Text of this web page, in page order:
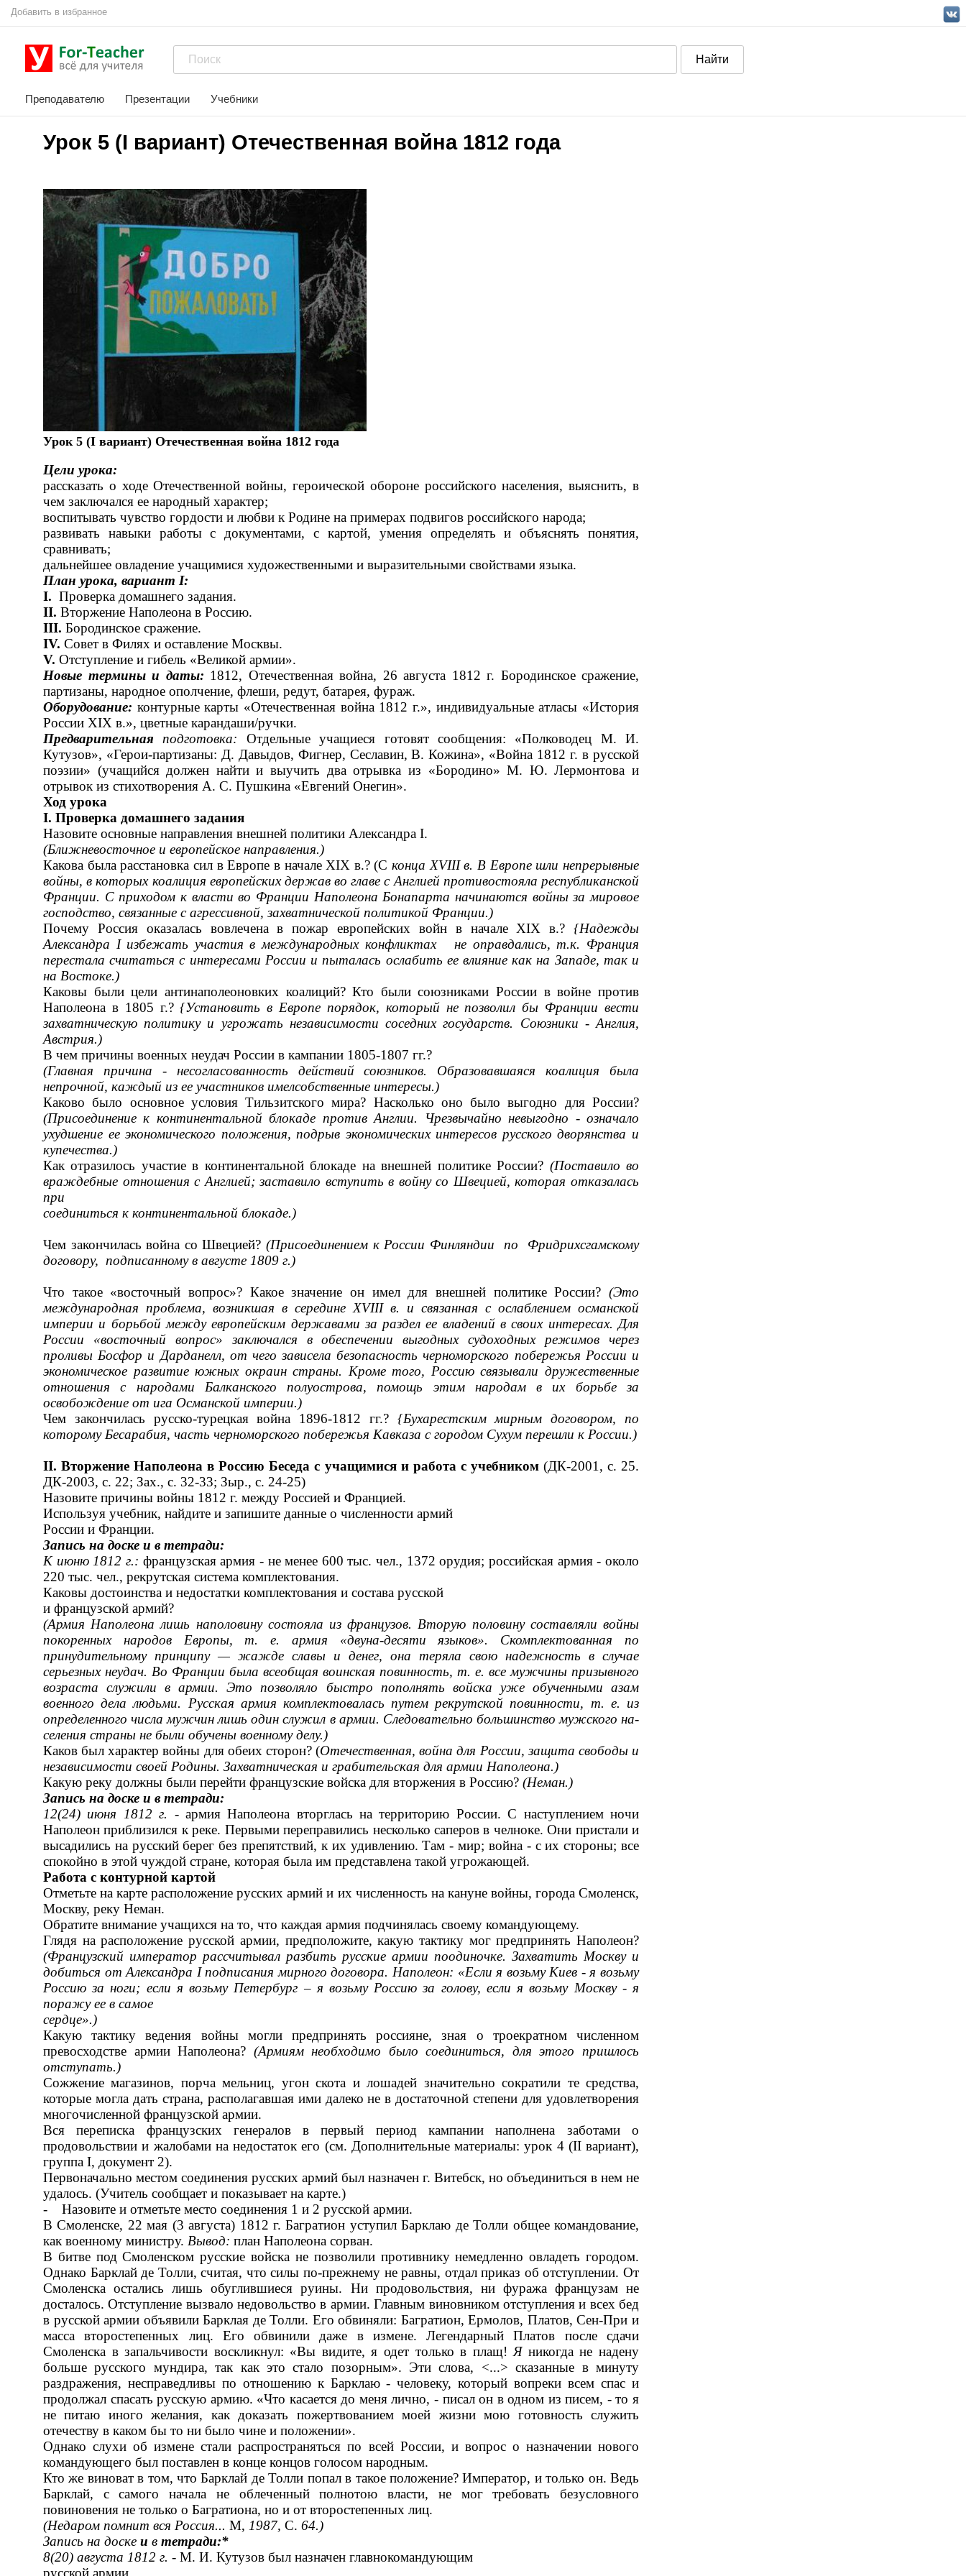
Добавить в избранное
Преподавателю Презентации Учебники
Урок 5 (I вариант) Отечественная война 1812 года
Урок 5 (I вариант) Отечественная война 1812 года
Цели урока:
рассказать о ходе Отечественной войны, героической обороне россий­ского населения, выяснить, в
чем заключался ее народный характер;
воспитывать чувство гордости и любви к Родине на примерах подвигов российского народа;
развивать навыки работы с документами, с картой, умения определять и объяснять понятия,
сравнивать;
дальнейшее овладение учащимися художественными и выразительными свойствами языка.
План урока, вариант I:
I. Проверка домашнего задания.
II. Вторжение Наполеона в Россию.
III. Бородинское сражение.
IV. Совет в Филях и оставление Москвы.
V. Отступление и гибель «Великой армии».
Новые термины и даты: 1812, Отечественная война, 26 августа 1812 г. Бородинское сражение,
партизаны, народное ополчение, флеши, редут, батарея, фураж.
Оборудование: контурные карты «Отечественная война 1812 г.», индивидуальные атласы «История
России XIX в.», цветные карандаши/ручки.
Предварительная
подготовка: Отдельные учащиеся готовят сообщения: «Полководец М. И.
Кутузов», «Герои-партизаны: Д. Давыдов, Фигнер, Сеславин, В. Кожина», «Война 1812 г. в русской
поэзии» (учащийся должен найти и выучить два отрывка из «Бородино» М. Ю. Лермонтова и
отрывок из стихотворения А. С. Пушкина «Евгений Онегин».
Ход урока
I. Проверка домашнего задания
Назовите основные направления внешней политики Александра I.
(Ближневосточное и европейское направления.)
Какова была расстановка сил в Европе в начале XIX в.? (Сконца XVIII в. В Европе шли непрерывные
войны, в которых коалиция евро­пейских держав во главе с Англией противостояла республиканской
Франции. С приходом к власти во Франции Наполеона Бонапарта начинаются войны за мировое
господство, связанные с агрессивной, захватнической политикой Франции.)
Почему Россия оказалась вовлечена в пожар европейских войн в на­чале XIX в.? {Надежды
Александра I избежать участия в междуна­родных конфликтах не оправдались, т.к. Франция
перестала счи­таться с интересами России и пыталась ослабить ее влияние как на Западе, так и
на Востоке.)
Каковы были цели антинаполеоновких коалиций? Кто были союзни­ками России в войне против
Наполеона в 1805 г.?{Установить в Ев­ропе порядок, который не позволил бы Франции вести
захватниче­скую политику и угрожать независимости соседних государств. Союзники -Англия,
Австрия.)
В чем причины военных неудач России в кампании 1805-1807 гг.?
(Главная причина - несогласованность действий союзников. Образовавшаяся коалиция была
непрочной, каждый из ее участников имелсобственные интересы.)
Каково было основное условия Тильзитского мира? Насколько оно было выгодно для России?
(Присоединение к континентальной бло­каде против Англии. Чрезвычайно невыгодно - означало
ухудшение ее экономического положения, подрыв экономических интересов рус­ского дворянства и
купечества.)
Как отразилось участие в континентальной блокаде на внешней по­литике России? (Поставило во
враждебные отношения с Англией; заставило вступить в войну со Швецией, которая отказалась
при­
соединиться к континентальной блокаде.)
Чем закончилась война со Швецией? (Присоединением к России Фин­ляндии по Фридрихсгамскому
договору, подписанному в августе 1809 г.)
Что такое «восточный вопрос»? Какое значение он имел для внешней политике России? (Это
международная проблема, возникшая в сере­дине XVIII в. и связанная с ослаблением османской
империи и борьбой между европейским державами за раздел ее владений в своих инте­ресах. Для
России «восточный вопрос» заключался в обеспечении вы­годных судоходных режимов через
проливы Босфор и Дарданелл, от чего зависела безопасность черноморского побережья России и
экономическое развитие южных окраин страны. Кроме того, Россию связывали дружественные
отношения с народами Балканского полу­острова, помощь этим народам в их борьбе за
освобождение от ига Османской империи.)
Чем закончилась русско-турецкая война 1896-1812 гг.? {Бухарест­ским мирным договором, по
которому Бесарабия, часть черномор­ского побережья Кавказа с городом Сухум перешли к России.)
II. Вторжение Наполеона в Россию Беседа с учащимися и работа с учебником(ДК-2001, с. 25.
ДК-2003, с. 22; Зах., с. 32-33; Зыр., с. 24-25)
Назовите причины войны 1812 г. между Россией и Францией.
Используя учебник, найдите и запишите данные о численности армий
России и Франции.
Запись на доске и в тетради:
К июню 1812 г.: французская армия - не менее 600 тыс. чел., 1372 орудия; российская армия - около
220 тыс. чел., рекрутская система комплекто­вания.
Каковы достоинства и недостатки комплектования и состава русской
и французской армий?
(Армия Наполеона лишь наполовину состояла из французов. Вторую по­ловину составляли войны
покоренных народов Европы, т. е. армия «двуна-десяти языков». Скомплектованная по
принудительному принципу — жаж­де славы и денег, она теряла свою надежность в случае
серьезных неудач. Во Франции была всеобщая воинская повинность, т. е. все мужчины при­зывного
возраста служили в армии. Это позволяло быстро пополнять вой­ска уже обученными азам
военного дела людьми. Русская армия комплек­товалась путем рекрутской повинности, т. е. из
определенного числа муж­чин лишь один служил в армии. Следовательно большинство мужского на­
селения страны не были обучены военному делу.)
Каков был характер войны для обеих сторон? (Отечественная, война для России, защита свободы и
независимости своей Родины. Захват­ническая и грабительская для армии Наполеона.)
Какую реку должны были перейти французские войска для вторже­ния в Россию? (Неман.)
Запись на доске и в тетради:
12(24) июня 1812 г. -армия Наполеона вторглась на территорию России. С наступлением ночи
Наполеон приблизился к реке. Первыми перепра­вились несколько саперов в челноке. Они пристали и
высадились на рус­ский берег без препятствий, к их удивлению. Там - мир; война - с их сторо­ны; все
спокойно в этой чуждой стране, которая была им представлена та­кой угрожающей.
Работа с контурной картой
Отметьте на карте расположение русских армий и их численность на­ кануне войны, города Смоленск,
Москву, реку Неман.
Обратите внимание учащихся на то, что каждая армия подчинялась своему командующему.
Глядя на расположение русской армии, предположите, какую тактику мог предпринять Наполеон?
(Французский император рассчитывал разбить русские армии поодиночке. Захватить Москву и
добиться от Александра I подписания мирного договора. Наполеон: «Если я возьму Киев -я возьму
Россию за ноги; если я возьму Петербург – я возьму Россию за голову, если я возьму Москву - я
поражу ее в самое
сердце».)
Какую тактику ведения войны могли предпринять россияне, зная о троекратном численном
превосходстве армии Наполеона? (Армиям необходимо было соединиться, для этого пришлось
отступать.)
Сожжение магазинов, порча мельниц, угон скота и лошадей значительно сократили те средства,
которые могла дать страна, располагавшая ими дале­ко не в достаточной степени для удовлетворения
многочисленной француз­ской армии.
Вся переписка французских генералов в первый период кампании на­полнена заботами о
продовольствии и жалобами на недостаток его (см. До­полнительные материалы: урок 4 (II вариант),
группа I, документ 2).
Первоначально местом соединения русских армий был назначен г. Ви­тебск, но объединиться в нем не
удалось. (Учитель сообщает и показывает на карте.)
- Назовите и отметьте место соединения 1 и 2 русской армии.
В Смоленске, 22 мая (3 августа) 1812 г. Багратион уступил Барклаю де Толли общее командование,
как военному министру. Вывод: план Наполеона сорван.
В битве под Смоленском русские войска не позволили противнику не­медленно овладеть городом.
Однако Барклай де Толли, считая, что силы по-прежнему не равны, отдал приказ об отступлении. От
Смоленска остались лишь обуглившиеся руины. Ни продовольствия, ни фуража французам не
досталось. Отступление вызвало недовольство в армии. Главным виновни­ком отступления и всех бед
в русской армии объявили Барклая де Толли. Его обвиняли: Багратион, Ермолов, Платов, Сен-При и
масса второстепен­ных лиц. Его обвинили даже в измене. Легендарный Платов после сдачи
Смоленска в запальчивости воскликнул: «Вы видите, я одет только в плащ! Яникогда не надену
больше русского мундира, так как это стало позор­ным». Эти слова, <...> сказанные в минуту
раздражения, несправедливы по отношению к Барклаю - человеку, который вопреки всем спас и
продолжал спасать русскую армию. «Что касается до меня лично, - писал он в одном из писем, - то я
не питаю иного желания, как доказать пожертвованием моей жизни мою готовность служить
отечеству в каком бы то ни было чине и по­ложении».
Однако слухи об измене стали распространяться по всей России, и во­прос о назначении нового
командующего был поставлен в конце концов го­лосом народным.
Кто же виноват в том, что Барклай де Толли попал в такое положение? Император, и только он. Ведь
Барклай, с самого начала не облеченный полнотою власти, не мог требовать безусловного
повиновения не только о Баг­ратиона, но и от второстепенных лиц.
(Недаром помнит вся Россия... М, 1987, С. 64.)
Запись на доске и в тетради:*
8(20) августа 1812 г. - М. И. Кутузов был назначен главнокомандующим
русской армии.